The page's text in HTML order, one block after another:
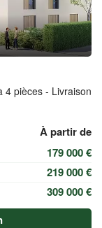
4 pièces - Livraison
À partir de
179 000 €
219 000 €
309 000 €